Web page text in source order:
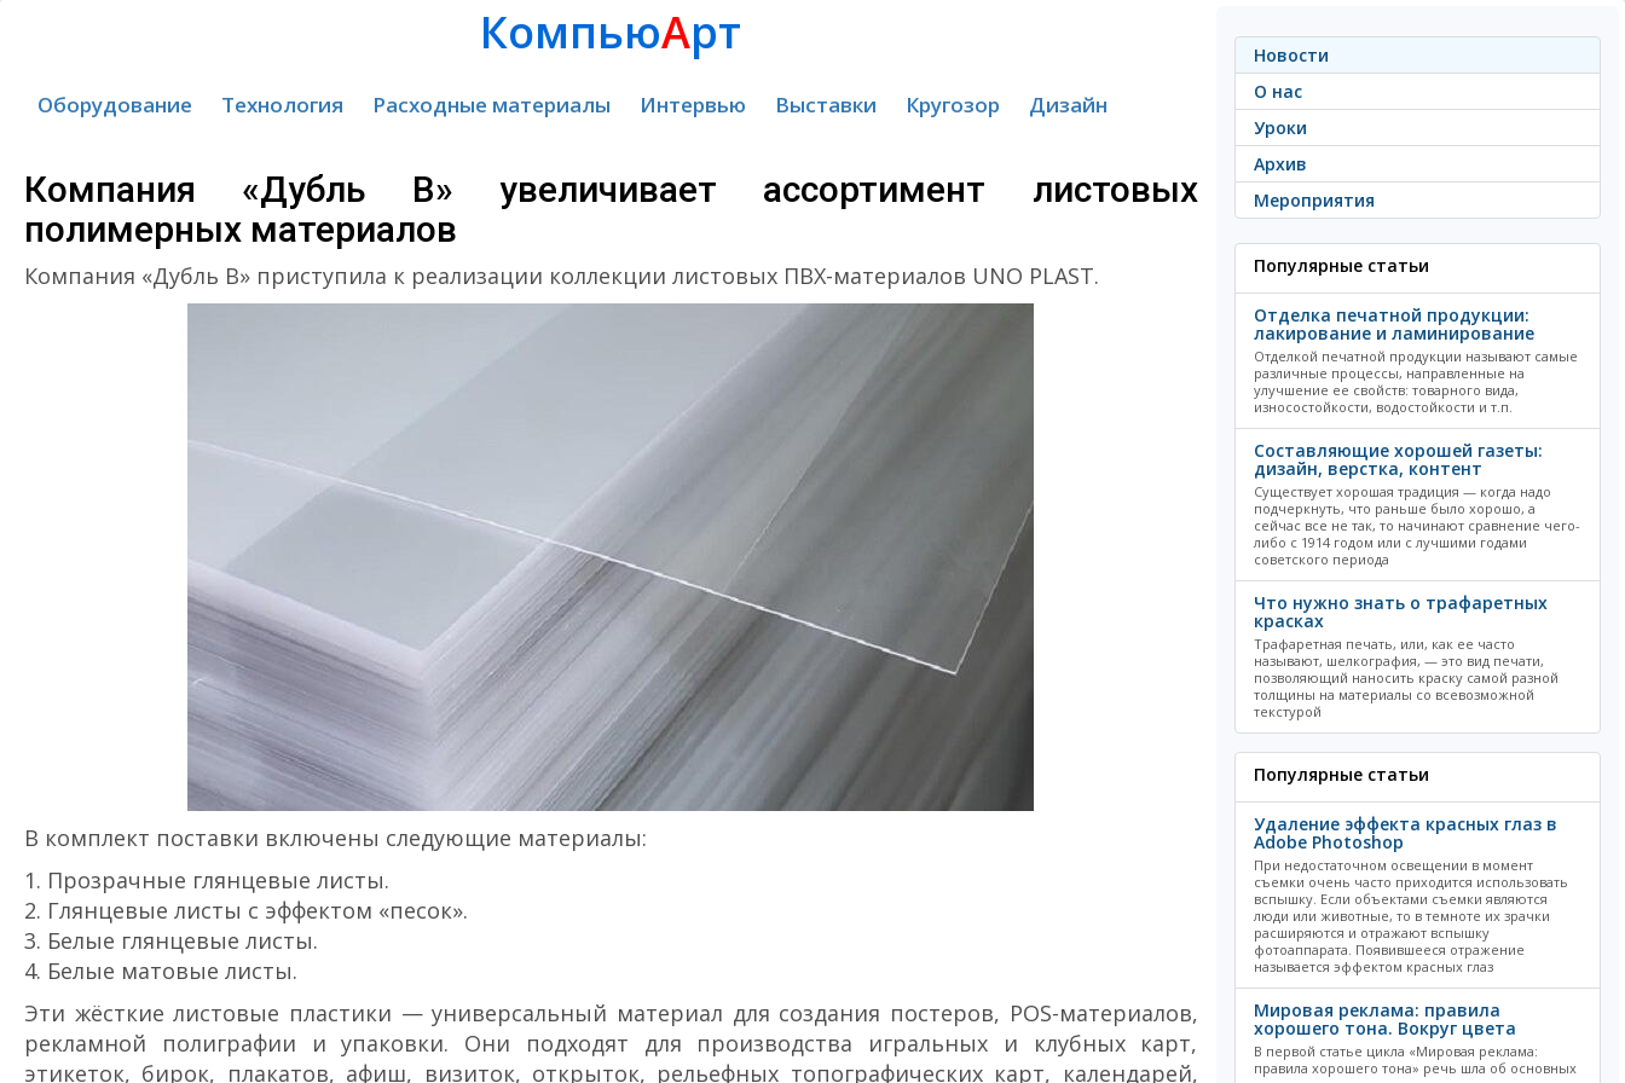
КомпьюАрт
Оборудование Технология Расходные материалы Интервью Выставки Кругозор Дизайн
Компания «Дубль В» увеличивает ассортимент листовых
полимерных материалов
Компания «Дубль В» приступила к реализации коллекции листовых ПВХ-материалов UNO PLAST.
В комплект поставки включены следующие материалы:
1. Прозрачные глянцевые листы.
2. Глянцевые листы с эффектом «песок».
3. Белые глянцевые листы.
4. Белые матовые листы.
Эти жёсткие листовые пластики — универсальный материал для создания постеров, POS-материалов,
рекламной полиграфии и упаковки. Они подходят для производства игральных и клубных карт,
этикеток, бирок, плакатов, афиш, визиток, открыток, рельефных топографических карт, календарей,
Новости
О нас
Уроки
Архив
Мероприятия
Популярные статьи
Отделка печатной продукции:
лакирование и ламинирование
Отделкой печатной продукции называют самые
различные процессы, направленные на
улучшение ее свойств: товарного вида,
износостойкости, водостойкости и т.п.
Составляющие хорошей газеты:
дизайн, верстка, контент
Существует хорошая традиция — когда надо
подчеркнуть, что раньше было хорошо, а
сейчас все не так, то начинают сравнение чего-
либо с 1914 годом или с лучшими годами
советского периода
Что нужно знать о трафаретных
красках
Трафаретная печать, или, как ее часто
называют, шелкография, — это вид печати,
позволяющий наносить краску самой разной
толщины на материалы со всевозможной
текстурой
Популярные статьи
Удаление эффекта красных глаз в
Adobe Photoshop
При недостаточном освещении в момент
съемки очень часто приходится использовать
вспышку. Если объектами съемки являются
люди или животные, то в темноте их зрачки
расширяются и отражают вспышку
фотоаппарата. Появившееся отражение
называется эффектом красных глаз
Мировая реклама: правила
хорошего тона. Вокруг цвета
В первой статье цикла «Мировая реклама:
правила хорошего тона» речь шла об основных